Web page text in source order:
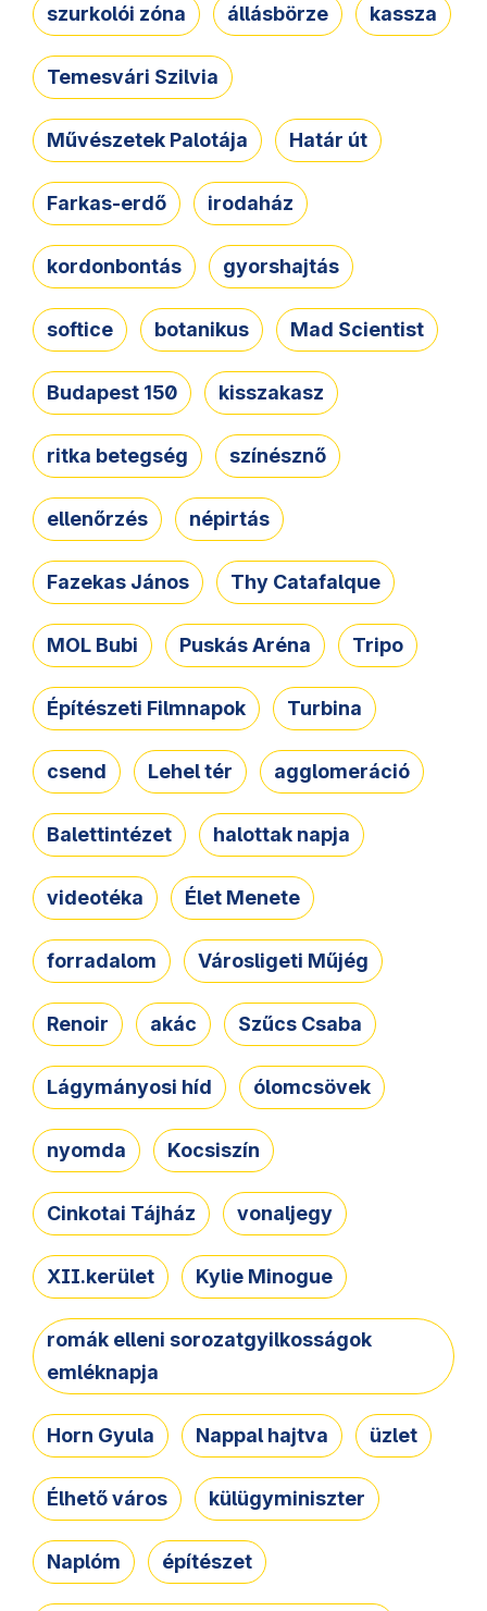
szurkolói zóna állásbörze kassza
Temesvári Szilvia
Művészetek Palotája Határ út
Farkas-erdő irodaház
kordonbontás gyorshajtás
softice botanikus Mad Scientist
Budapest 150 kisszakasz
ritka betegség színésznő
ellenőrzés népirtás
Fazekas János Thy Catafalque
MOL Bubi Puskás Aréna Tripo
Építészeti Filmnapok Turbina
csend Lehel tér agglomeráció
Balettintézet halottak napja
videotéka Élet Menete
forradalom Városligeti Műjég
Renoir akác Szűcs Csaba
Lágymányosi híd ólomcsövek
nyomda Kocsiszín
Cinkotai Tájház vonaljegy
XII.kerület Kylie Minogue
romák elleni sorozatgyilkosságok
emléknapja
Horn Gyula Nappal hajtva üzlet
Élhető város külügyminiszter
Naplóm építészet